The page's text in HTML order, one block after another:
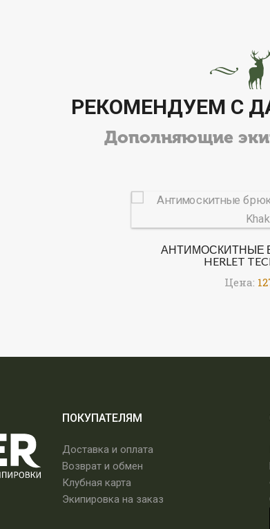
РЕКОМЕНДУЕМ С
Дополняющие
АНТИМОСКИТНЫЕ
HERLET
Цена:
ПОКУПАТЕЛЯМ
Доставка и оплата
Возврат и обмен
Клубная карта
Экипировка на заказ